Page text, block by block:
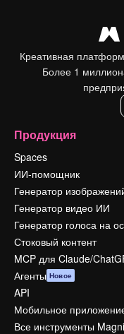
Креативная
Более 1
Продукция
Spaces
ИИ-помощник
Генератор
Генератор видео ИИ
Генератор голоса на
Стоковый контент
MCP для Claude/
Агенты Новое
API
Мобильное
Все инструменты